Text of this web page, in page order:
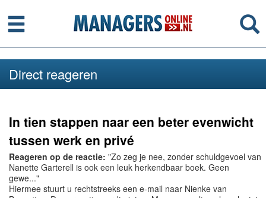
Menu
Direct reageren
In tien stappen naar een beter evenwicht
tussen werk en privé
Reageren op de reactie: "Zo zeg je nee, zonder schuldgevoel van
Nanette Garterell is ook een leuk herkendbaar boek. Geen
gewe..."
Hiermee stuurt u rechtstreeks een e-mail naar Nienke van